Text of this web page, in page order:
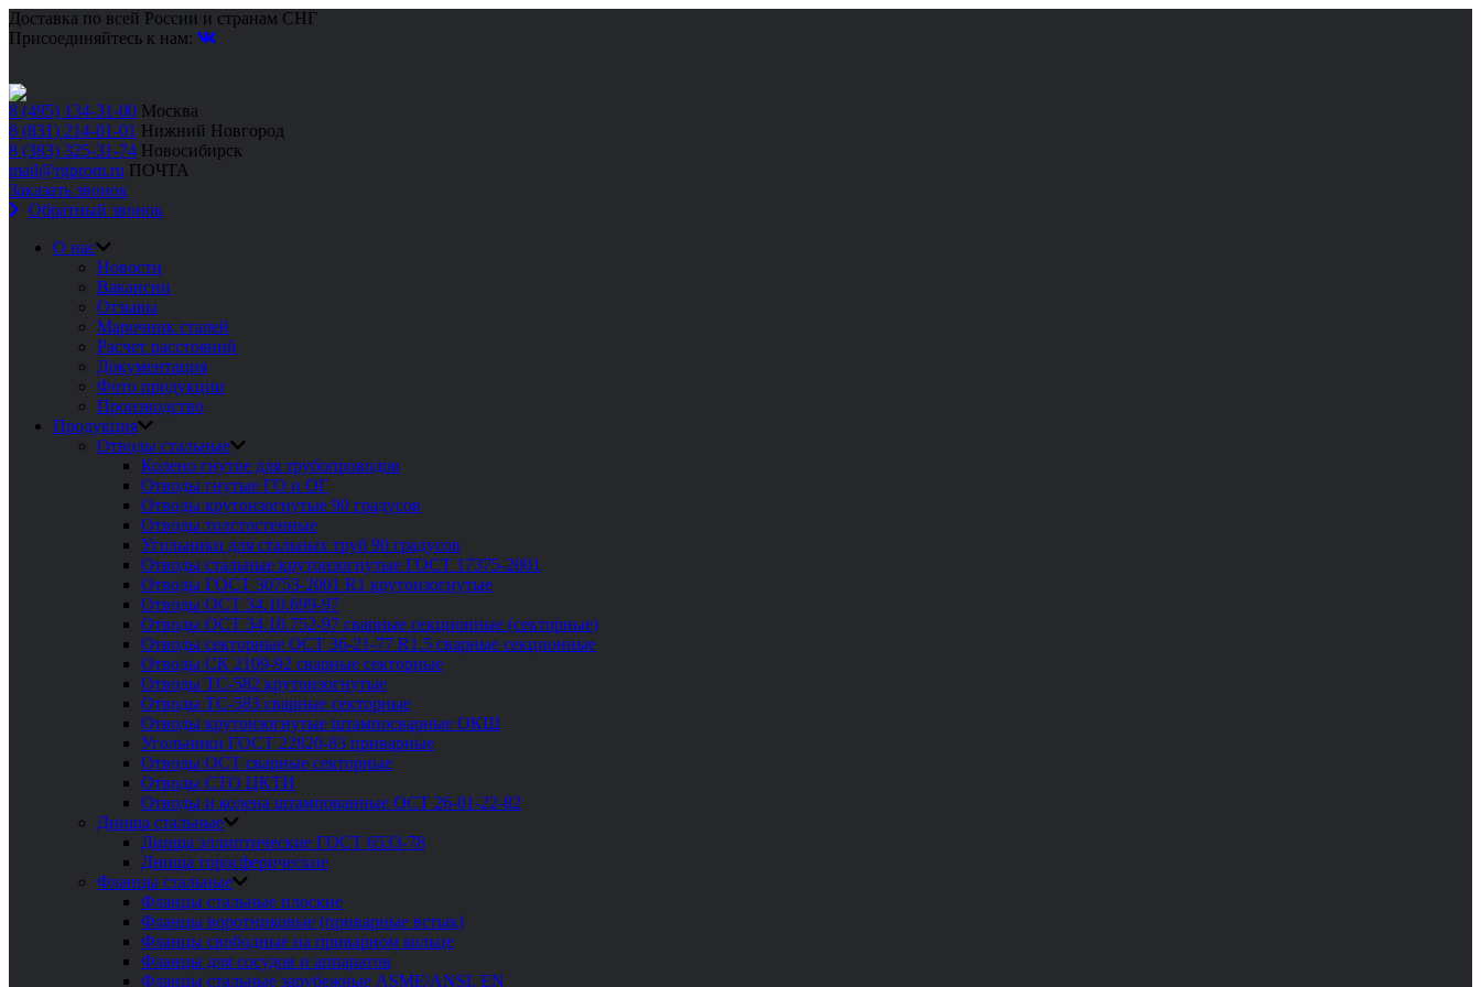
Доставка по всей России и странам СНГ
Присоединяйтесь к нам:
8 (495) 134-31-00 Москва
8 (831) 214-01-01 Нижний Новгород
8 (383) 325-31-74 Новосибирск
mail@rgprom.ru ПОЧТА
Заказать звонок
Обратный звонок
О нас
Новости
Вакансии
Отзывы
Марочник сталей
Расчет расстояний
Документация
Фото продукции
Производство
Продукция
Отводы стальные
Колено гнутое для трубопроводов
Отводы гнутые ГО и ОГ
Отводы крутоизогнутые 90 градусов
Отводы толстостенные
Угольники для стальных труб 90 градусов
Отводы стальные крутоизогнутые ГОСТ 17375-2001
Отводы ГОСТ 30753-2001 R1 крутоизогнутые
Отводы ОСТ 34.10.699-97
Отводы ОСТ 34.10.752-97 сварные секционные (секторные)
Отводы секторные ОСТ 36-21-77 R1.5 сварные секционные
Отводы СК 2109-92 сварные секторные
Отводы ТС-582 крутоизогнутые
Отводы ТС-583 сварные секторные
Отводы крутоизогнутые штампосварные ОКШ
Угольники ГОСТ 22820-83 приварные
Отводы ОСТ сварные секторные
Отводы СТО ЦКТИ
Отводы и колена штампованные ОСТ 26-01-22-82
Днища стальные
Днища эллиптические ГОСТ 6533-78
Днища торосферические
Фланцы стальные
Фланцы стальные плоские
Фланцы воротниковые (приварные встык)
Фланцы свободные на приварном кольце
Фланцы для сосудов и аппаратов
Фланцы стальные зарубежные ASME/ANSI, EN